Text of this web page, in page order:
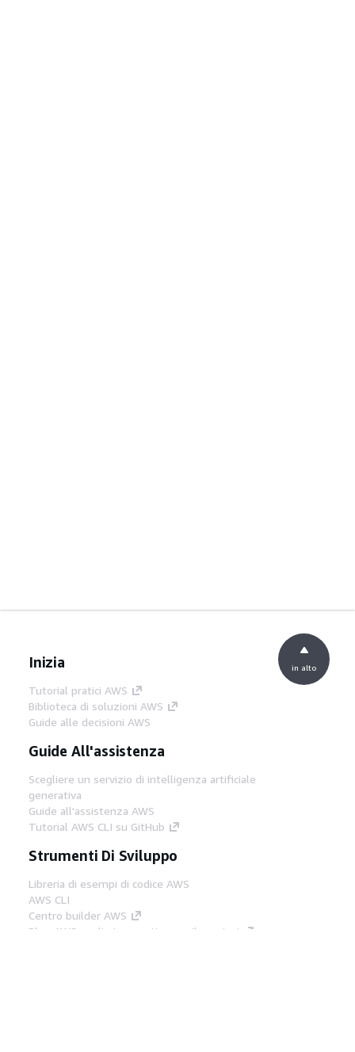
Inizia
Tutorial pratici AWS
Biblioteca di soluzioni AWS
Guide alle decisioni AWS
Guide All'assistenza
Scegliere un servizio di intelligenza artificiale
generativa
Guide all'assistenza AWS
Tutorial AWS CLI su GitHub
Strumenti Di Sviluppo
Libreria di esempi di codice AWS
AWS CLI
Centro builder AWS
Blog AWS sugli strumenti per sviluppatori
in alto